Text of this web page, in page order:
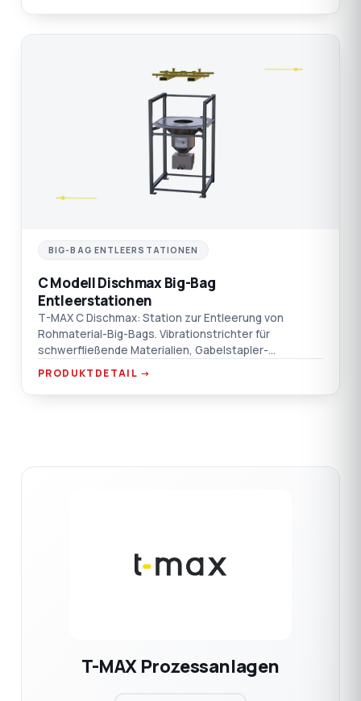
C
BIG-BAG ENTLEERSTATIONEN
C Modell Dischmax Big-Bag
Entleerstationen
T-MAX C Dischmax: Station zur Entleerung von
Rohmaterial-Big-Bags. Vibrationstrichter für
schwerfließende Materialien, Gabelstapler-
Handlingpunkte, Saugkasten-Flanschanschluss.
PRODUKTDETAIL →
T-MAX Prozessanlagen